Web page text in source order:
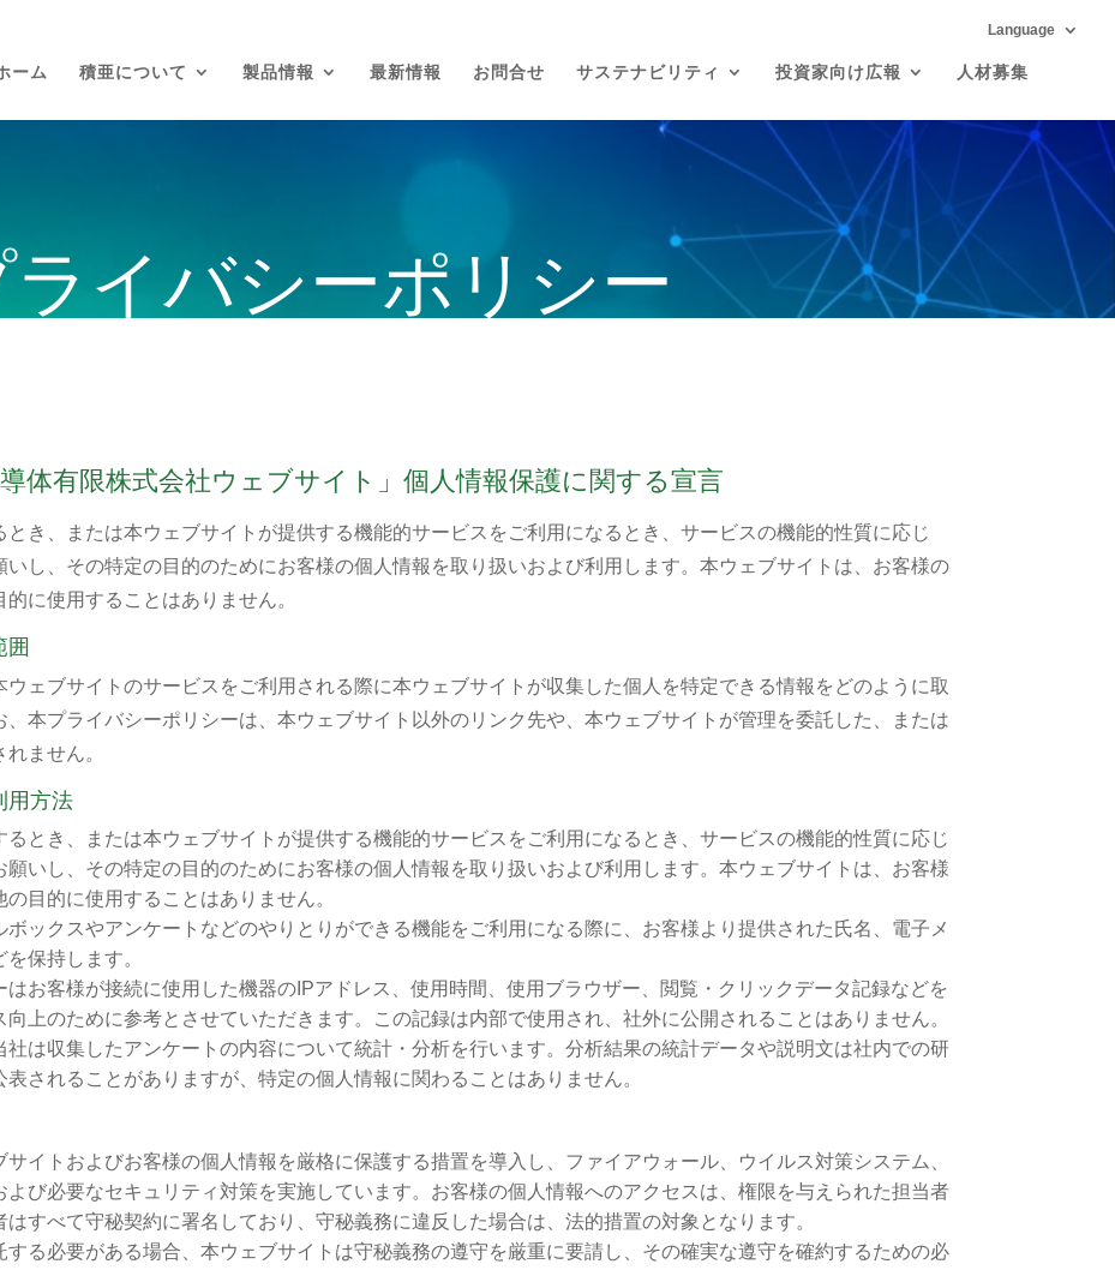
Language
ーム 積亜について 製品情報 最新情報 お問合せ サステナビリティ 投資家向け広報 人材募集
イバシーポリシー
体有限株式会社ウェブサイト」個人情報保護に関する宣言
き、または本ウェブサイトが提供する機能的サービスをご利用になるとき、サービスの機能的性質に応じ
し、その特定の目的のためにお客様の個人情報を取り扱いおよび利用します。本ウェブサイトは、お客様の
に使用することはありません。
囲
ェブサイトのサービスをご利用される際に本ウェブサイトが収集した個人を特定できる情報をどのように取
本プライバシーポリシーは、本ウェブサイト以外のリンク先や、本ウェブサイトが管理を委託した、または
ません。
用方法
とき、または本ウェブサイトが提供する機能的サービスをご利用になるとき、サービスの機能的性質に応じ
いし、その特定の目的のためにお客様の個人情報を取り扱いおよび利用します。本ウェブサイトは、お客様
目的に使用することはありません。
ックスやアンケートなどのやりとりができる機能をご利用になる際に、お客様より提供された氏名、電子メ
保持します。
お客様が接続に使用した機器のIPアドレス、使用時間、使用ブラウザー、閲覧・クリックデータ記録などを
上のために参考とさせていただきます。この記録は内部で使用され、社外に公開されることはありません。
は収集したアンケートの内容について統計・分析を行います。分析結果の統計データや説明文は社内での研
されることがありますが、特定の個人情報に関わることはありません。
イトおよびお客様の個人情報を厳格に保護する措置を導入し、ファイアウォール、ウイルス対策システム、
び必要なセキュリティ対策を実施しています。お客様の個人情報へのアクセスは、権限を与えられた担当者
すべて守秘契約に署名しており、守秘義務に違反した場合は、法的措置の対象となります。
する必要がある場合、本ウェブサイトは守秘義務の遵守を厳重に要請し、その確実な遵守を確約するための必